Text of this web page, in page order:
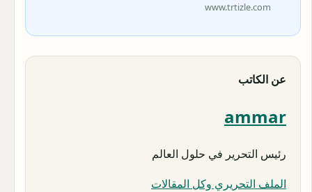
www.trtizle.com
عن الكاتب
ammar
رئيس التحرير في حلول العالم
الملف التحريري وكل المقالات